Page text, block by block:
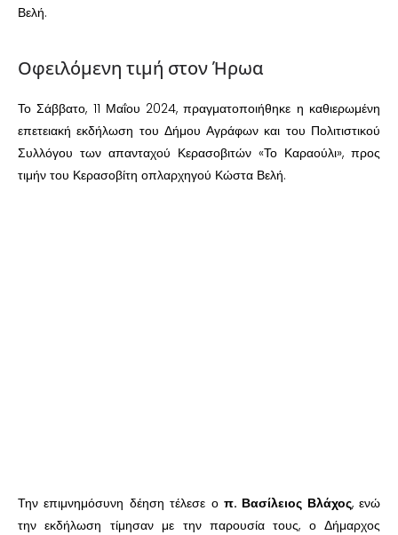
Βελή.
Οφειλόμενη τιμή στον Ήρωα
Το Σάββατο, 11 Μαΐου 2024, πραγματοποιήθηκε η καθιερωμένη
επετειακή εκδήλωση του Δήμου Αγράφων και του Πολιτιστικού
Συλλόγου των απανταχού Κερασοβιτών «Το Καραούλι», προς
τιμήν του Κερασοβίτη οπλαρχηγού Κώστα Βελή.
Την επιμνημόσυνη δέηση τέλεσε ο π. Βασίλειος Βλάχος, ενώ
την εκδήλωση τίμησαν με την παρουσία τους, ο Δήμαρχος